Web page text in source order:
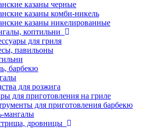
казаны черные
казаны комби-никель
казаны никелированные
коптильни
для гриля
павильоны
барбекю
для розжига
для приготовления на гриле
для приготовления барбекю
мангалы
дровницы